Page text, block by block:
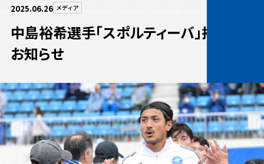
お知らせトップ
TOPチーム
試合情報
試合情報
試合情報トップ
観戦する
2025.06.26 メディア
中島裕希選手「スポルティーバ」掲載の
お知らせ